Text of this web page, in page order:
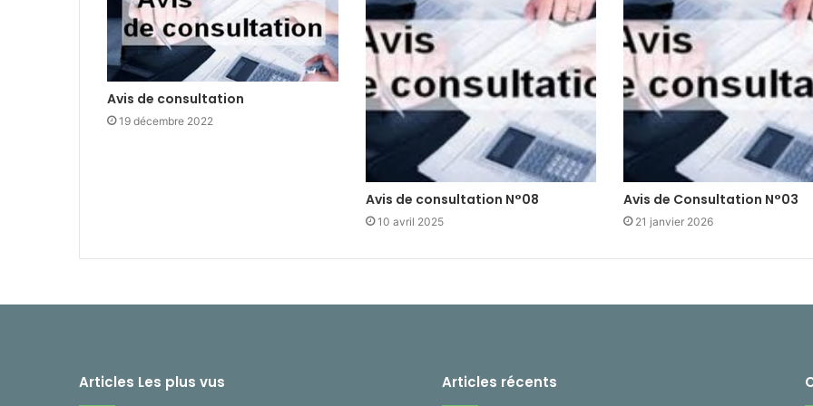
Avis de consultation
19 décembre 2022
Avis de consultation N°08
10 avril 2025
Avis de Consultation N°03
21 janvier 2026
Articles Les plus vus Articles récents